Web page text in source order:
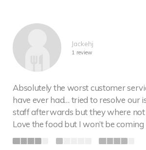
Jackehj
1 review
Absolutely the worst customer
have ever had… tried to resolve our
staff afterwards but they where not
Love the food but I won’t be coming